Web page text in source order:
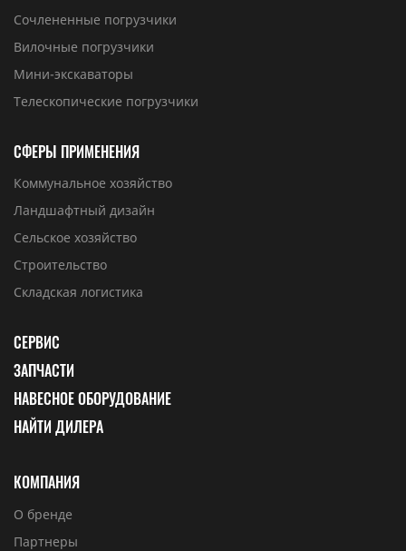
Сочлененные погрузчики
Вилочные погрузчики
Мини-экскаваторы
Телескопические погрузчики
СФЕРЫ ПРИМЕНЕНИЯ
Коммунальное хозяйство
Ландшафтный дизайн
Сельское хозяйство
Строительство
Складская логистика
СЕРВИС
ЗАПЧАСТИ
НАВЕСНОЕ ОБОРУДОВАНИЕ
НАЙТИ ДИЛЕРА
КОМПАНИЯ
О бренде
Партнеры